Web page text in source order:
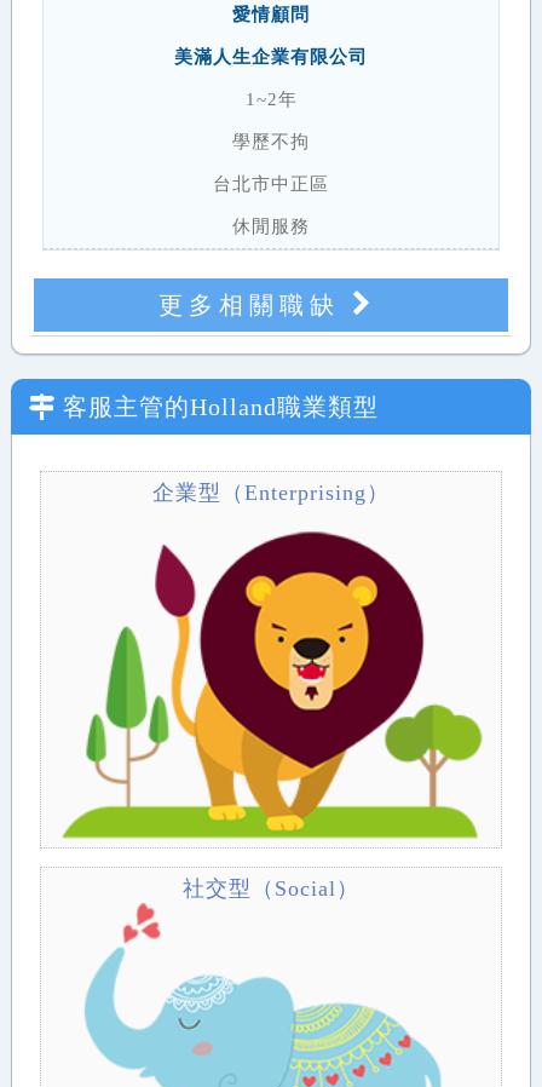
愛情顧問
美滿人生企業有限公司
1~2年
學歷不拘
台北市中正區
休閒服務
更多相關職缺
客服主管的Holland職業類型
企業型（Enterprising）
社交型（Social）